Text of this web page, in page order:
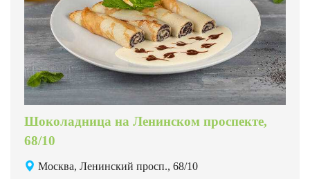
Шоколадница на Ленинском проспекте,
68/10
Москва, Ленинский просп., 68/10